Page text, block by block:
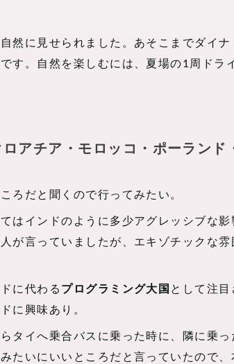
然に見せられました。あそこまでダイナ
す。自然を楽しむには、夏場の1周ドラ
アチア・モロッコ・ポーランド
ろだと聞くので行ってみたい。
はインドのように多少アグレッシブな影
が言っていましたが、エキゾチックな雰
に代わる プログラミング大国 として注目
に興味あり。
タイへ乗合バスに乗った時に、隣に乗っ
たいにいいところだと言っていたので、